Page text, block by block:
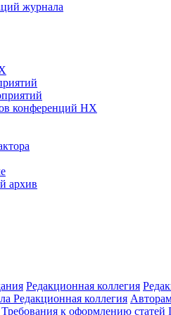
журнала
конференций НХ
архив
Редакционная коллегия
Редакционная коллегия
Требования к оформлению статей